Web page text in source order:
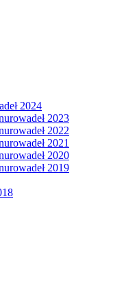
2024
2023
2022
2021
2020
2019